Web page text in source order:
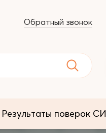
Обратный звонок
Результаты поверок СИ